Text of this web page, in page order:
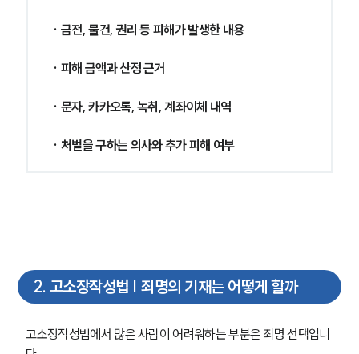
· 금전, 물건, 권리 등 피해가 발생한 내용
· 피해 금액과 산정 근거
· 문자, 카카오톡, 녹취, 계좌이체 내역
· 처벌을 구하는 의사와 추가 피해 여부
2. 고소장작성법 | 죄명의 기재는 어떻게 할까
고소장작성법에서 많은 사람이 어려워하는 부분은 죄명 선택입니